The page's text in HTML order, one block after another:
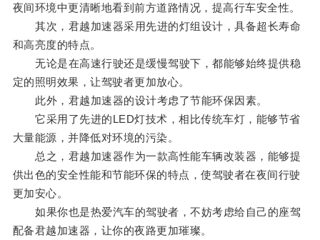
夜间环境中更清晰地看到前方道路情况，提高行车安全性。
其次，君越加速器采用先进的灯组设计，具备超长寿命
和高亮度的特点。
无论是在高速行驶还是缓慢驾驶下，都能够始终提供稳
定的照明效果，让驾驶者更加放心。
此外，君越加速器的设计考虑了节能环保因素。
它采用了先进的LED灯技术，相比传统车灯，能够节省
大量能源，并降低对环境的污染。
总之，君越加速器作为一款高性能车辆改装器，能够提
供出色的安全性能和节能环保的特点，使驾驶者在夜间行驶
更加安心。
如果你也是热爱汽车的驾驶者，不妨考虑给自己的座驾
配备君越加速器，让你的夜路更加璀璨。